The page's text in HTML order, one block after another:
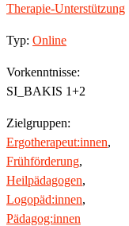
Therapie-Unterstützung
Typ: Online
Vorkenntnisse:
SI_BAKIS 1+2
Zielgruppen:
Ergotherapeut:innen,
Frühförderung,
Heilpädagogen,
Logopäd:innen,
Pädagog:innen